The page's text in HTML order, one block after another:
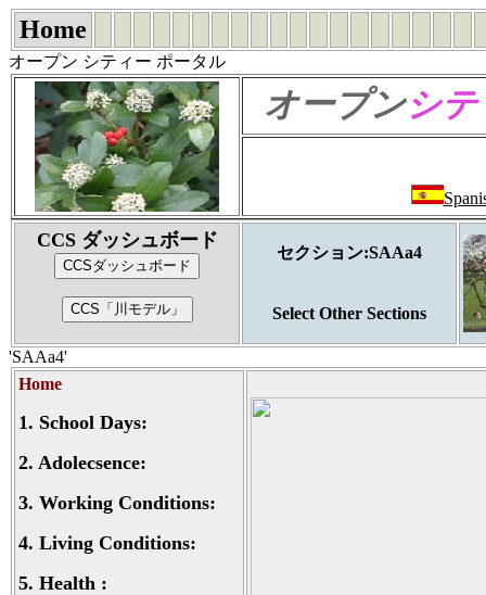
Home
オープン シティー ポータル
オープンシテ
CCS ダッシュボード
セクション:SAAa4
Select Other Sections
'SAAa4'
Home
1. School Days:
2. Adolecsence:
3. Working Conditions:
4. Living Conditions:
5. Health :